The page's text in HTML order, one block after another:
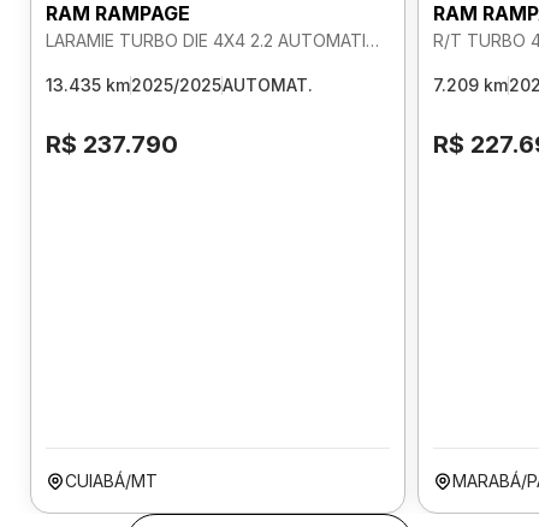
RAM RAMPAGE
LARAMIE TURBO DIE 4X4 2.2 AUTOMATICO
13.435 km2025/2025AUTOMAT.
R$ 237.790
CUIABÁ/MT
RAM
R/T TURBO
7.209 km
R$
MARABÁ/